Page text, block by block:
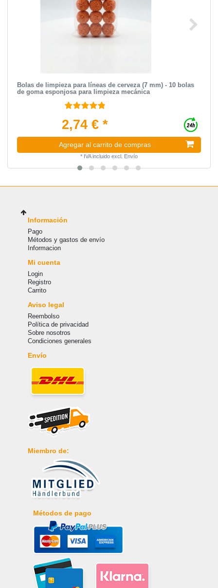
Bolas de limpieza para líneas de cerveza (7 mm) - 10 bolas
de goma esponjosa para limpieza mecánica
2,74 € *
Agregar al carrito de compras
* IVA incluido excl. Envío
Información
Pago
Métodos y gastos de envío
Informacion
Mi cuenta
Login
Registro
Carrito
Aviso legal
Reembolso
Política de privacidad
Sobre nosotros
Condiciones generales
Envío
Miembro de:
Métodos de pago